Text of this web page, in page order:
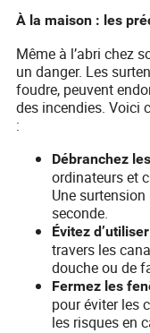
À la maison : les
Même à l’abri chez
un danger. Les
foudre, peuvent
des incendies. Voici
:
Débranchez
ordinateurs et
Une
seconde.
Évitez d’utiliser
travers les
douche ou de
Fermez les
pour éviter les
les risques en